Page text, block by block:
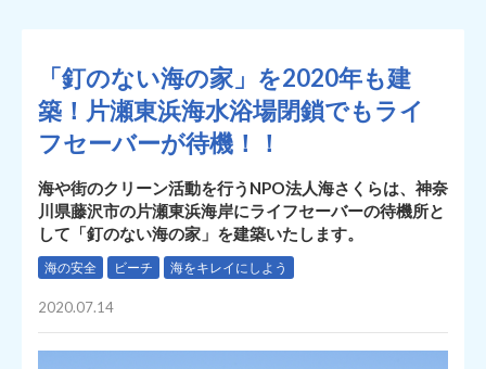
「釘のない海の家」を2020年も建
築！片瀬東浜海水浴場閉鎖でもライ
フセーバーが待機！！
海や街のクリーン活動を行うNPO法人海さくらは、神奈
川県藤沢市の片瀬東浜海岸にライフセーバーの待機所と
して「釘のない海の家」を建築いたします。
海の安全 ビーチ 海をキレイにしよう
2020.07.14